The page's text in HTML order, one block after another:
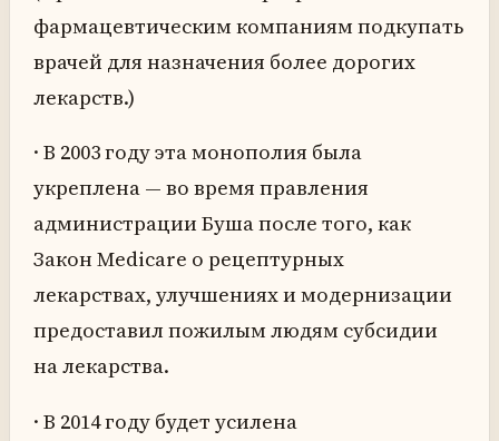
фармацевтическим компаниям подкупать
врачей для назначения более дорогих
лекарств.)
· В 2003 году эта монополия была
укреплена — во время правления
администрации Буша после того, как
Закон Medicare о рецептурных
лекарствах, улучшениях и модернизации
предоставил пожилым людям субсидии
на лекарства.
· В 2014 году будет усилена